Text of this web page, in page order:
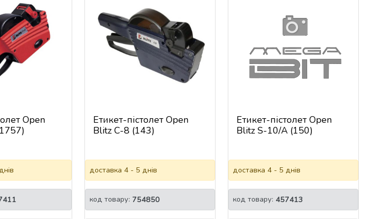
Open
Етикет-пістолет Open
Blitz C-8 (143)
доставка 4 - 5 днів
код товару: 754850
Етикет-пістолет Open
Blitz S-10/A (150)
доставка 4 - 5 днів
код товару: 457413